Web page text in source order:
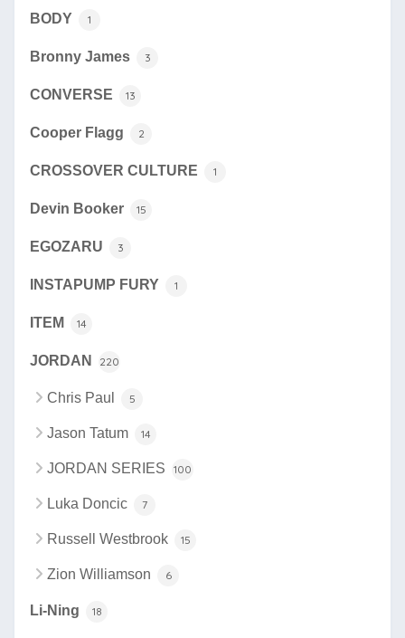
BODY 1
Bronny James 3
CONVERSE 13
Cooper Flagg 2
CROSSOVER CULTURE 1
Devin Booker 15
EGOZARU 3
INSTAPUMP FURY 1
ITEM 14
JORDAN 220
Chris Paul 5
Jason Tatum 14
JORDAN SERIES 100
Luka Doncic 7
Russell Westbrook 15
Zion Williamson 6
Li-Ning 18